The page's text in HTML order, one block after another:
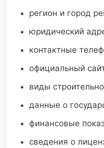
регион и город
юридический
контактные
официальный
виды
данные о
финансовые
сведения о